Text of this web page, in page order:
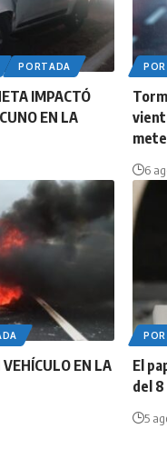
PORTADA
IMPACTÓ
EN LA
6
EN LA
El
del 8
5